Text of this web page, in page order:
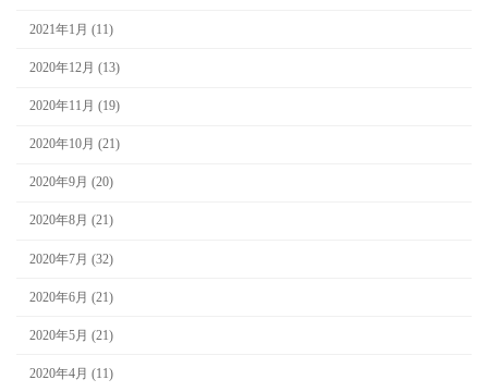
2021年1月 (11)
2020年12月 (13)
2020年11月 (19)
2020年10月 (21)
2020年9月 (20)
2020年8月 (21)
2020年7月 (32)
2020年6月 (21)
2020年5月 (21)
2020年4月 (11)